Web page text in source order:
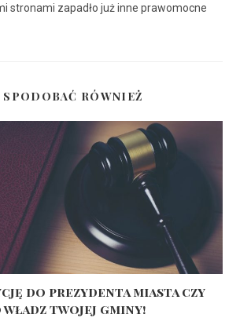
stronami zapadło już inne prawomocne
RÓWNIEŻ
do prezydenta miasta czy
władz twojej gminy!